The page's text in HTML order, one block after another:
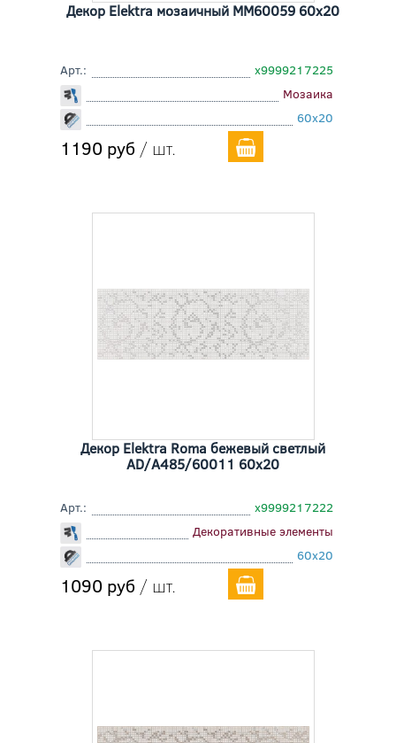
Декор Elektra мозаичный MM60059 60x20
Арт.:
х9999217225
Мозаика
60x20
1190 руб / шт.
Декор Elektra Roma бежевый светлый
AD/A485/60011 60x20
Арт.:
х9999217222
Декоративные элементы
60x20
1090 руб / шт.